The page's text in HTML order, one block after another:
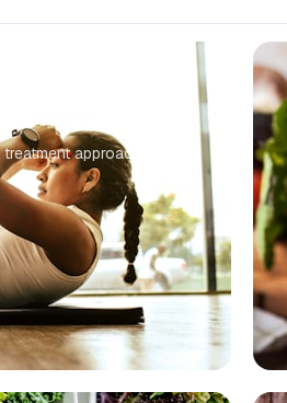
approaches